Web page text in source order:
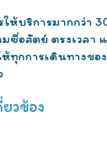
ห้บริการมากกว่า
ซื่อสัตย์ ตรงเวลา แ
ทุกการเดินทางขอ
วข้อง